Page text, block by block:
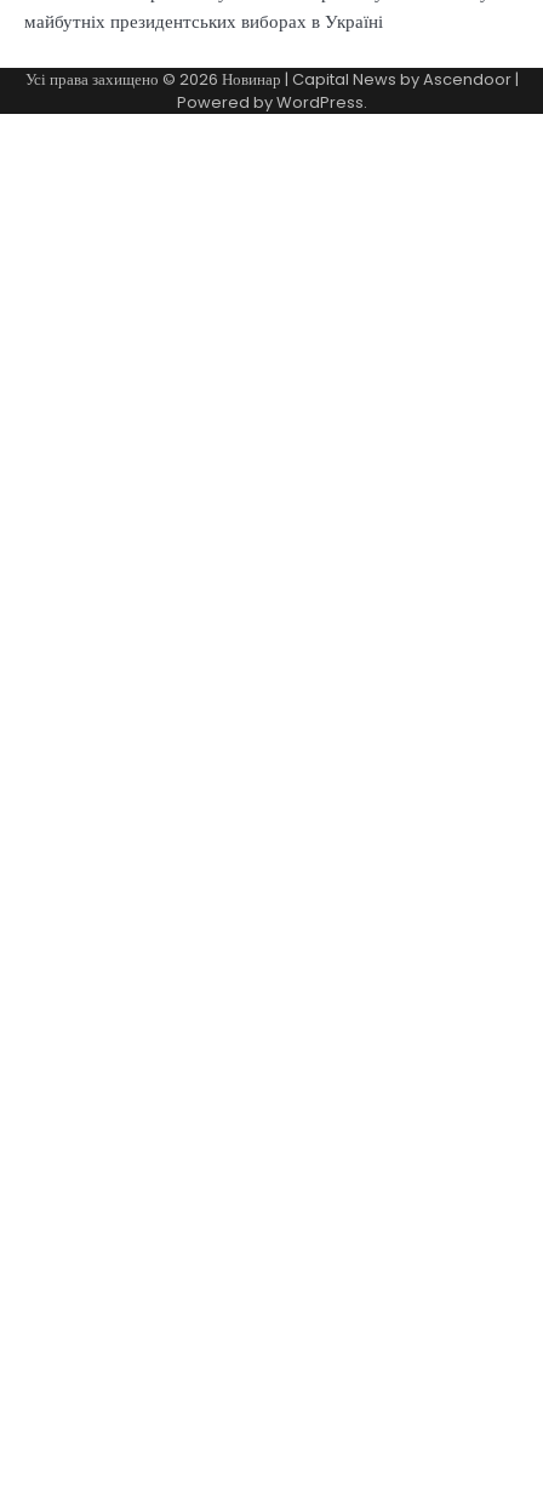
майбутніх президентських виборах в Україні
Усі права захищено © 2026 Новинар | Capital News byAscendoor|
Powered byWordPress.